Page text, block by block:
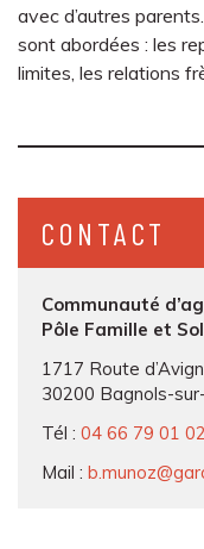
avec d’autres
sont abordées : les
limites, les relations
CONTACT
Communauté
Pôle Famille et
1717 Route
30200 Bagnols-
Tél : 04 66 79 01 02
Mail :